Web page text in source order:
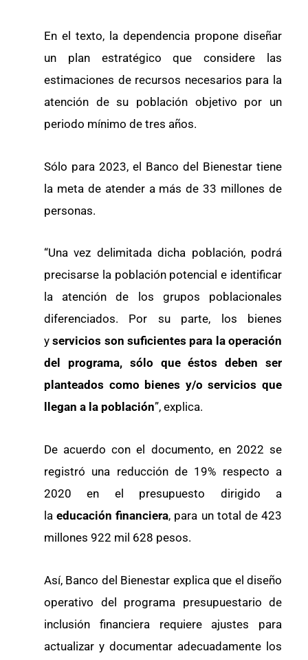
En el texto, la dependencia propone diseñar
un plan estratégico que considere las
estimaciones de recursos necesarios para la
atención de su población objetivo por un
periodo mínimo de tres años.
Sólo para 2023, el Banco del Bienestar tiene
la meta de atender a más de 33 millones de
personas.
“Una vez delimitada dicha población, podrá
precisarse la población potencial e identificar
la atención de los grupos poblacionales
diferenciados. Por su parte, los bienes
y servicios son suficientes para la operación
del programa, sólo que éstos deben ser
planteados como bienes y/o servicios que
llegan a la población”, explica.
De acuerdo con el documento, en 2022 se
registró una reducción de 19% respecto a
2020 en el presupuesto dirigido a
laeducación financiera, para un total de 423
millones 922 mil 628 pesos.
Así, Banco del Bienestar explica que el diseño
operativo del programa presupuestario de
inclusión financiera requiere ajustes para
actualizar y documentar adecuadamente los